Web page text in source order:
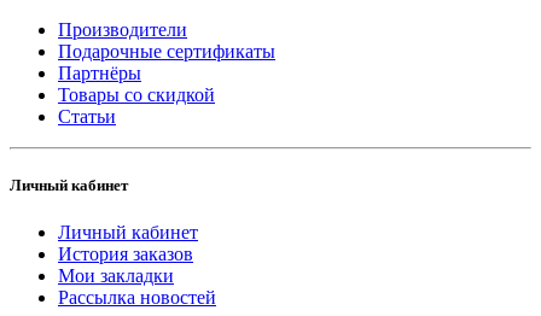
Производители
Подарочные сертификаты
Партнёры
Товары со скидкой
Статьи
Личный кабинет
Личный кабинет
История заказов
Мои закладки
Рассылка новостей